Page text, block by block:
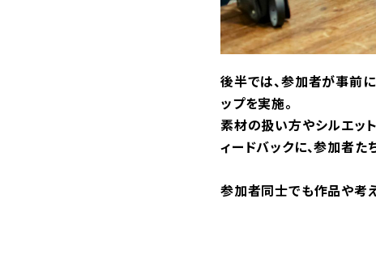
後半では、参加者が事前
ップを実施。
素材の扱い方やシルエッ
ィードバックに、参加者た
参加者同士でも作品や考